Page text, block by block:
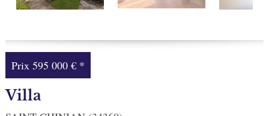
Prix595 000 € *
Villa